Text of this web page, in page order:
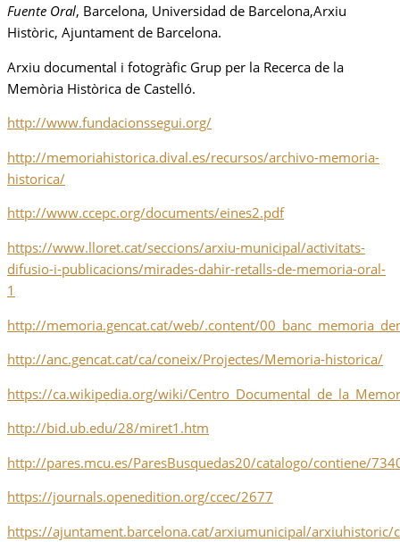
Fuente Oral, Barcelona, Universidad de Barcelona,Arxiu
Històric, Ajuntament de Barcelona.
Arxiu documental i fotogràfic Grup per la Recerca de la
Memòria Històrica de Castelló.
http://www.fundacionssegui.org/
http://memoriahistorica.dival.es/recursos/archivo-memoria-
historica/
http://www.ccepc.org/documents/eines2.pdf
https://www.lloret.cat/seccions/arxiu-municipal/activitats-
difusio-i-publicacions/mirades-dahir-retalls-de-memoria-oral-
1
http://memoria.gencat.cat/web/.content/
http://anc.gencat.cat/ca/coneix/Projectes/Memoria-historica/
https://ca.wikipedia.org/wiki/
http://bid.ub.edu/28/miret1.htm
http://pares.mcu.es/ParesBusquedas20/catalogo/contiene/
https://journals.openedition.org/ccec/2677
https://ajuntament.barcelona.cat/arxiumunicipal/arxiuhistoric/